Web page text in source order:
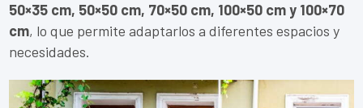
50×35 cm, 50×50 cm, 70×50 cm, 100×50 cm y 100×70
cm, lo que permite adaptarlos a diferentes espacios y
necesidades.